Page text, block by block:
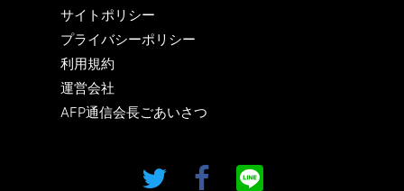
サイトポリシー
プライバシーポリシー
利用規約
運営会社
AFP通信会長ごあいさつ